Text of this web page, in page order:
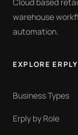
Cloud based
warehouse
automation.
EXPLORE ERPLY
Business Types
Erply by Role